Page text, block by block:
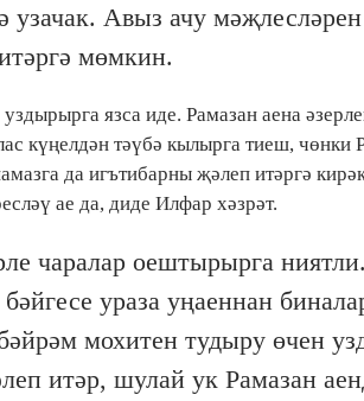
узачак. Авыз ачу
мөмкин.
язса иде. Рамазан аена
күңелдән тәүбә кылырга тиеш, чөнки
да игътибарны җәлеп итәргә
ае да, диде Илфар хәзрәт.
чаралар оештырырга
ураза уңаеннан
мохитен тудыру өчен
итәр, шулай ук Рамазан